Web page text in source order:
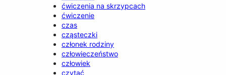
ćwiczenia na skrzypcach
ćwiczenie
czas
cząsteczki
członek rodziny
człowieczeństwo
człowiek
czytać